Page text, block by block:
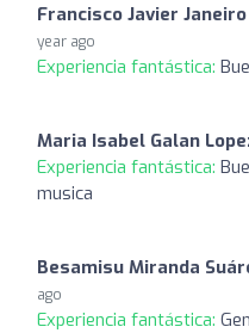
Francisco Javier
year ago
Experiencia fantástica:
Maria Isabel Galan
Experiencia fantástica:
musica
Besamisu Miranda
ago
Experiencia fantástica: